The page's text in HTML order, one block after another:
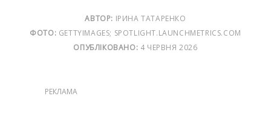
АВТОР: ІРИНА ТАТАРЕНКО
ФОТО: GETTYIMAGES; SPOTLIGHT.LAUNCHMETRICS.COM
ОПУБЛІКОВАНО: 4 ЧЕРВНЯ 2026